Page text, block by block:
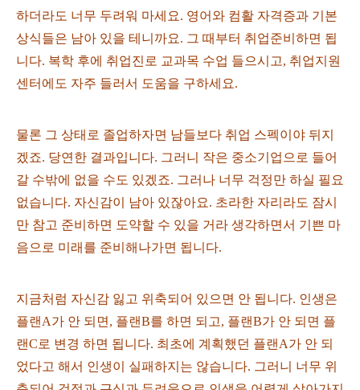
하더라도 너무 두려워 마세요. 영어와 컴활 자격증과 기본
상식들은 남아 있을 테니까요. 그 때부터 취업준비하면 됩
니다. 복학 후에 취업진로 교과목 수업 들으시고, 취업지원
센터에도 자주 들러서 도움을 구하세요.
물론 그 상태로 졸업하자면 남들보다 취업 스펙이야 뒤지
겠죠. 당연한 결과입니다. 그러니 작은 중소기업으로 들어
갈 수밖에 없을 수도 있겠죠. 그러나 너무 걱정만 하실 필요
없습니다. 자신감이 남아 있잖아요. 초라한 자리라도 잠시
만 참고 준비하면 도약할 수 있을 거라 생각하면서 기쁜 마
음으로 미래를 준비해나가면 됩니다.
지금처럼 자신감 잃고 위축되어 있으면 안 됩니다. 인생은
플랜A가 안 되면, 플랜B를 하면 되고, 플랜B가 안 되면 플
랜C로 변경 하면 됩니다. 최초에 계획했던 플랜A가 안 되
었다고 해서 인생이 실패하지는 않습니다. 그러니 너무 위